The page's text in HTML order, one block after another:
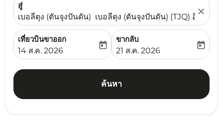
สู่
เบอลีตุง (ตันจุงปันดัน) เบอลีตุง (ตันจุงปันดัน) (TJQ) อินโดนีเ
close
เที่ยวบินขาออก
fc-booking-departure-date-aria-label
14 ส.ค. 2026
today
ขากลับ
fc-booking-return-date-
21 ส.ค. 2026
today
ค้นหา